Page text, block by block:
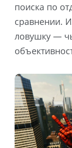
поиска по
сравнении.
ловушку —